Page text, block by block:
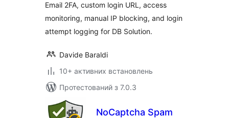
Email 2FA, custom login URL, access
monitoring, manual IP blocking, and login
attempt logging for DB Solution.
Davide Baraldi
10+ активних встановлень
Протестований з 7.0.3
NoCaptcha Spam